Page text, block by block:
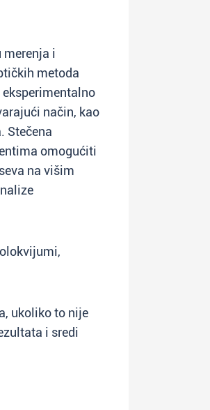
merenja i
metoda
način, kao
Stečena
omogućiti
na višim
ukoliko to nije
i sredi